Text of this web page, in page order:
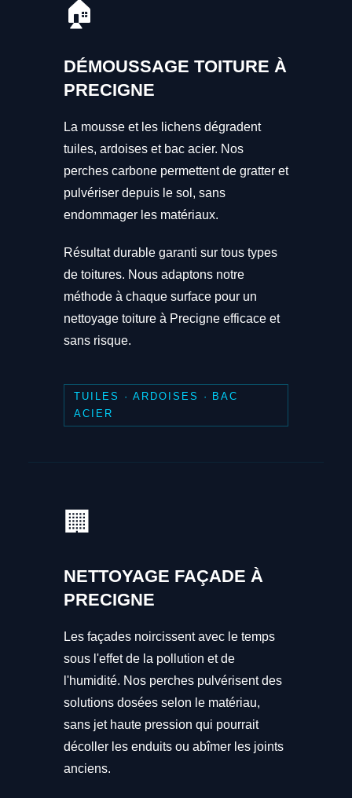
🏠
DÉMOUSSAGE TOITURE À
PRECIGNE
La mousse et les lichens dégradent
tuiles, ardoises et bac acier. Nos
perches carbone permettent de gratter et
pulvériser depuis le sol, sans
endommager les matériaux.
Résultat durable garanti sur tous types
de toitures. Nous adaptons notre
méthode à chaque surface pour un
nettoyage toiture à Precigne efficace et
sans risque.
TUILES · ARDOISES · BAC
ACIER
🏢
NETTOYAGE FAÇADE À
PRECIGNE
Les façades noircissent avec le temps
sous l'effet de la pollution et de
l'humidité. Nos perches pulvérisent des
solutions dosées selon le matériau,
sans jet haute pression qui pourrait
décoller les enduits ou abîmer les joints
anciens.